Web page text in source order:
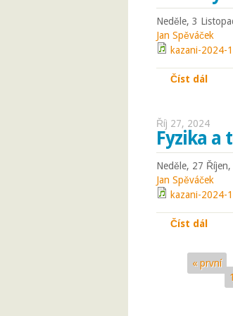
Neděle, 3
Jan Spěváček
kazani-2024-
Číst dál
Říj 27, 2024
Fyzika a
Neděle, 27
Jan Spěváček
kazani-2024-
Číst dál
Stránky
« první